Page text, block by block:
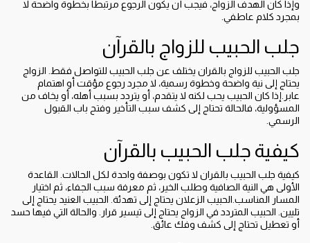
وإذا كان الهدف الزواج، فيجب أن يكون الرجوع مرتبطاً بخطوة واضحة لا
بمجرد كلام عاطفي.
جلب الحبيب للزواج بالقرآن
جلب الحبيب للزواج بالقران يختلف عن جلب الحبيب للتواصل فقط. الزواج
يحتاج إلى نية واضحة وخطوة رسمية، لا مجرد رجوع مؤقت أو اهتمام
عابر.إذا كان الحبيب يحب لكنه لا يتقدم، أو يتردد بسبب أهله، أو يخاف من
المسؤولية، فالحالة تحتاج إلى كشف سبب التأخير وفتح باب القبول
الرسمي.
كيفية جلب الحبيب بالقرآن
كيفية جلب الحبيب بالقران لا تكون بوصفة واحدة لكل الحالات. القاعدة
الأولى هي النية الصافية وطلب الخير، ثم معرفة سبب الجفاء، ثم اختيار
المسار المناسب.الحبيب الزعلان يحتاج إلى تهدئة. الحبيب العنيد يحتاج إلى
تليين. الحبيب المتردد في الزواج يحتاج إلى تيسير قرار. والحالة التي فيها حسد
أو تعطيل تحتاج إلى كشف وفك عائق.